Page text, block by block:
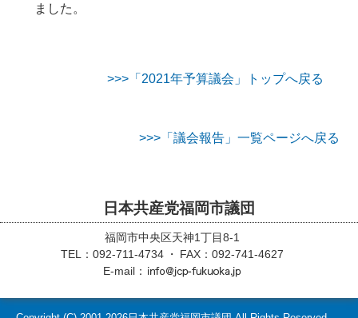
ました。
>>>「2021年予算議会」トップへ戻る
>>>「議会報告」一覧ページへ戻る
日本共産党福岡市議団
福岡市中央区天神1丁目8-1
TEL：092-711-4734
FAX：092-741-4627
E-mail：